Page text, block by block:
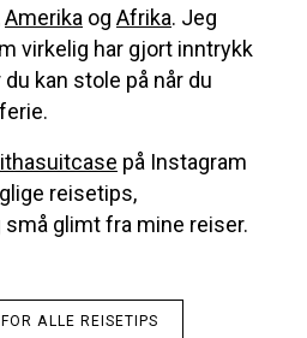
Amerika og Afrika. Jeg
virkelig har gjort inntrykk
kan stole på når du
på Instagram
reisetips,
glimt fra mine reiser.
ALLE REISETIPS